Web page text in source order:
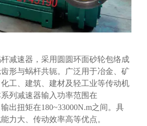
减速器，采用圆圆环面砂轮包络成
形与蜗杆共轭。广泛用于冶金、矿
工、建筑、建材及轻工业等传动机
列减速器输入功率范围在
出扭矩在180~33000N.m之间。具
力大、传动效率高等优点。